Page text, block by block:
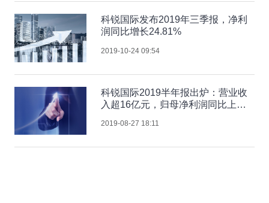
科锐国际发布2019年三季报，净利
润同比增长24.81%
2019-10-24 09:54
科锐国际2019半年报出炉：营业收
入超16亿元，归母净利润同比上涨
2019-08-27 18:11